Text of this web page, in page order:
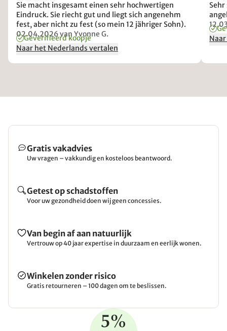
Sie macht insgesamt einen sehr hochwertigen
Eindruck. Sie riecht gut und liegt sich angenehm
fest, aber nicht zu fest (so mein 12 jähriger Sohn).
02.04.2026van Yvonne G.
Geverifieerd koopje
Naar het Nederlands vertalen
Sehr
Gratis vakadvies
Uw vragen – vakkundig en kosteloos beantwoord.
Getest op schadstoffen
Voor uw gezondheid doen wij geen concessies.
Van begin af aan natuurlijk
Vertrouw op 40 jaar expertise in duurzaam en eerlijk wonen.
Winkelen zonder risico
Gratis retourneren – 100 dagen om te beslissen.